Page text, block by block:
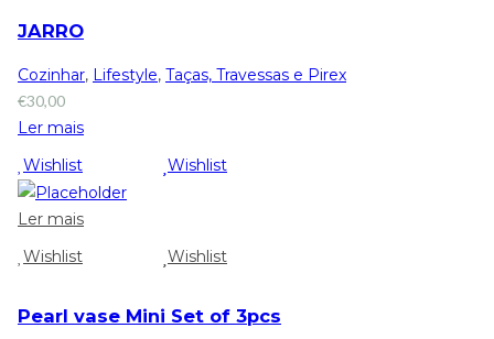
JARRO
Cozinhar, Lifestyle, Taças, Travessas e Pirex
€30,00
Ler mais
Wishlist
Wishlist
Ler mais
Wishlist
Wishlist
Pearl vase Mini Set of 3pcs